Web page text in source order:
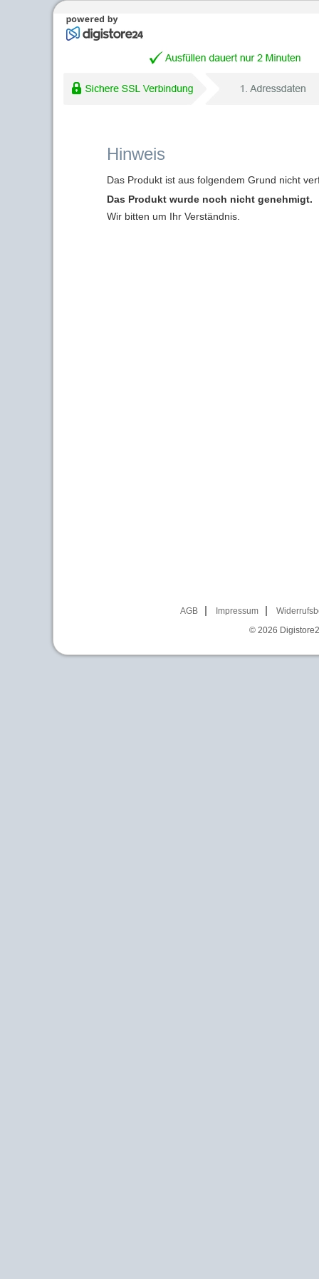
Hinweis
Das Produkt ist aus folgendem Grund nicht
Das Produkt wurde noch nicht genehmigt.
Wir bitten um Ihr Verständnis.
AGB Impressum
© 2026